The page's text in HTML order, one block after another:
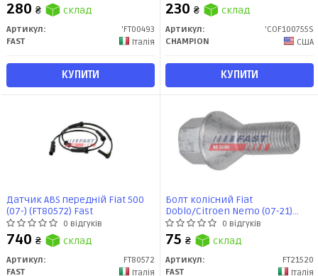
280 ₴ склад
Артикул:
'FT00493
FAST
Італія
КУПИТИ
230 ₴ склад
Артикул:
'COF100755S
CHAMPION
США
КУПИТИ
Датчик ABS передній Fiat 500
(07-) (FT80572) Fast
0 відгуків
740 ₴ склад
Артикул:
FT80572
FAST
Італія
Болт колісний Fiat
Doblo/Citroen Nemo (07-21)
(FT21520) Fast0 відгуків
75 ₴ склад
Артикул:
FT21520
FAST
Італія